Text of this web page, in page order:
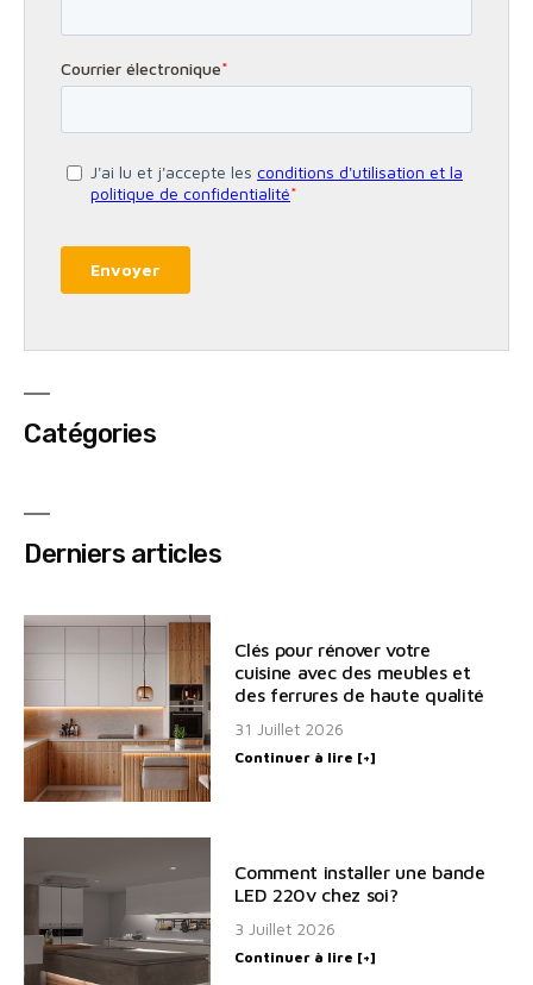
Catégories
Derniers articles
Clés pour rénover votre
cuisine avec des meubles et
des ferrures de haute qualité
31 Juillet 2026
Continuer à lire [+]
Comment installer une bande
LED 220v chez soi?
3 Juillet 2026
Continuer à lire [+]